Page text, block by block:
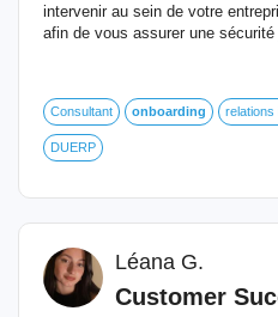
intervenir au sein de votre
afin de vous assurer une sécurité
Consultant onboarding relations
DUERP
Léana G.
Customer